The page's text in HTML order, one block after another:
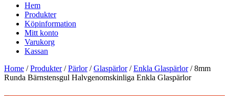
Hem
Produkter
Köpinformation
Mitt konto
Varukorg
Kassan
Home / Produkter / Pärlor / Glaspärlor / Enkla Glaspärlor / 8mm
Runda Bärnstensgul Halvgenomskinliga Enkla Glaspärlor